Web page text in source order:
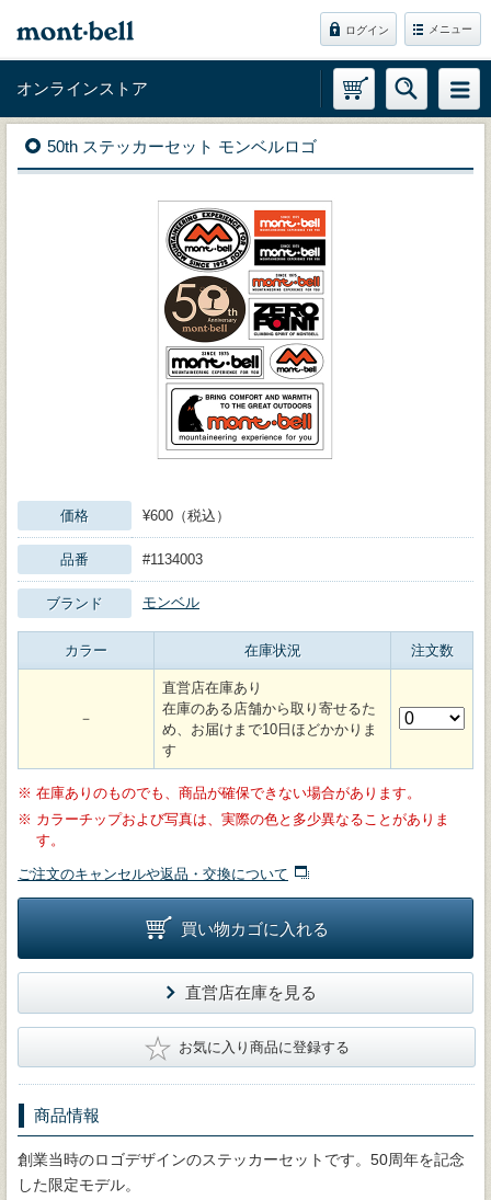
ログイン メニュー
オンラインストア
50th ステッカーセット モンベルロゴ
価格 ¥600（税込）
品番 #1134003
ブランド モンベル
カラー 在庫状況 注文数
－
直営店在庫あり
在庫のある店舗から取り寄せるた
め、お届けまで10日ほどかかりま
す
※ 在庫ありのものでも、商品が確保できない場合があります。
※ カラーチップおよび写真は、実際の色と多少異なることがありま
す。
ご注文のキャンセルや返品・交換について
買い物カゴに入れる
直営店在庫を見る
★ お気に入り商品に登録する
商品情報
創業当時のロゴデザインのステッカーセットです。50周年を記念
した限定モデル。